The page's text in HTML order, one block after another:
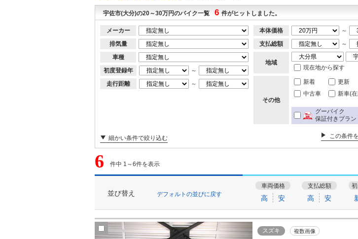
宇佐市(大分)の20～30万円のバイク一覧 6 件がヒットしました。
メーカー
排気量
車種
初度登録年
～
走行距離
～
本体価格 ～
支払総額
～
地域
現在地から探す
その他
新着 更新
中古車
新車(
グーバイク
保証付きプラン
細かい条件で絞り込む この条件
6 件中 1～6件を表示
並び替え デフォルトの並びに戻す
車両価格
高 安
支払総額
高 安
スズキ 複数画像